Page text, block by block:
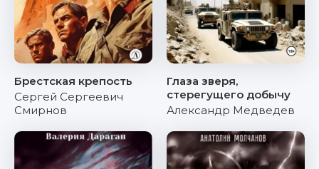
Брестская крепость
Сергей Сергеевич
Смирнов
Глаза зверя,
стерегущего добычу
Александр Медведев